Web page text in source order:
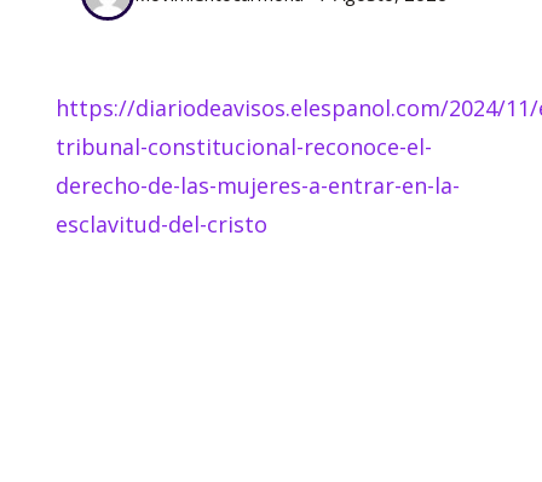
https://diariodeavisos.elespanol.com/2024/
tribunal-constitucional-reconoce-el-
derecho-de-las-mujeres-a-entrar-en-la-
esclavitud-del-cristo